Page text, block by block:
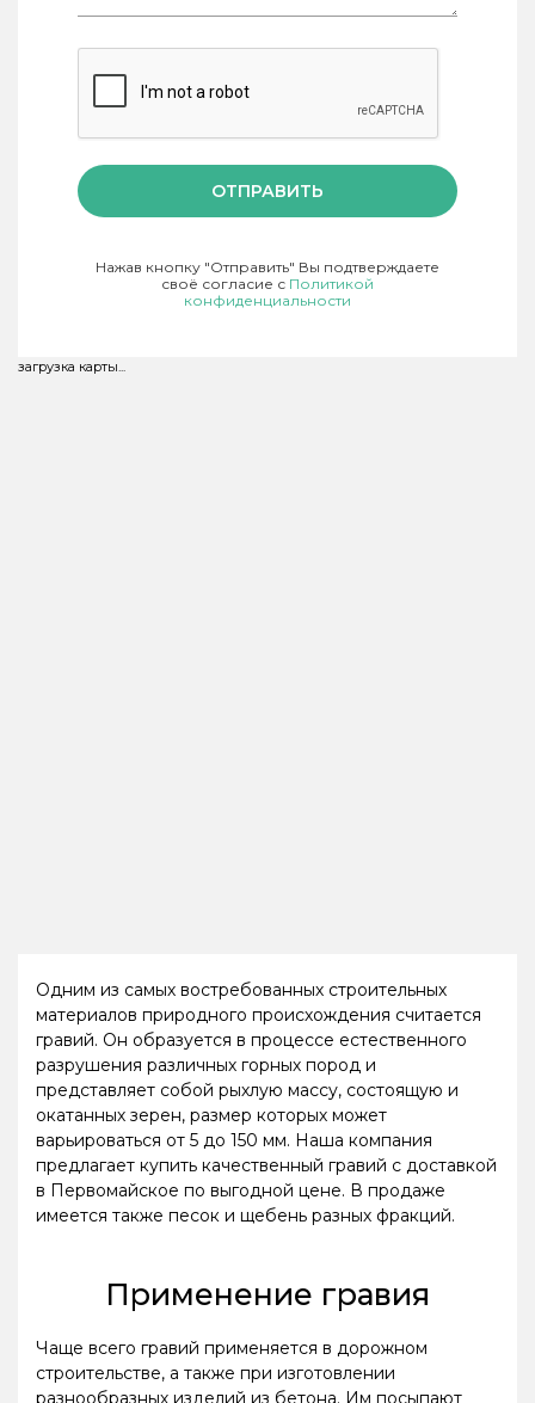
ОТПРАВИТЬ
Нажав кнопку "Отправить" Вы подтверждаете
своё согласие с Политикой
конфиденциальности
загрузка карты...
Одним из самых востребованных строительных
материалов природного происхождения считается
гравий. Он образуется в процессе естественного
разрушения различных горных пород и
представляет собой рыхлую массу, состоящую и
окатанных зерен, размер которых может
варьироваться от 5 до 150 мм. Наша компания
предлагает купить качественный гравий с доставкой
в Первомайское по выгодной цене. В продаже
имеется также песок и щебень разных фракций.
Применение гравия
Чаще всего гравий применяется в дорожном
строительстве, а также при изготовлении
разнообразных изделий из бетона. Им посыпают